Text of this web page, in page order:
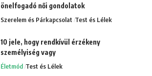
önelfogadó női gondolatok
Szerelem és Párkapcsolat Test és Lélek
10 jele, hogy rendkívül érzékeny
személyiség vagy
Életmód Test és Lélek